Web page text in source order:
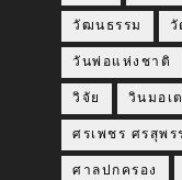
วัฒนธรรม วั
วันพ่อแห่งชาติ
วิจัย วินมอเ
ศรเพชร ศรสุพ
ศาลปกครอง